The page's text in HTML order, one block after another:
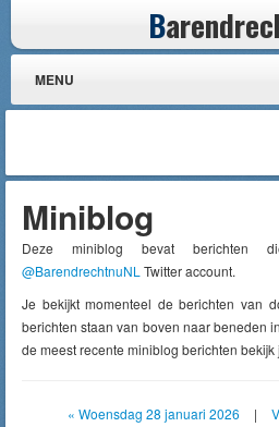
B
MENU
Miniblog
Deze miniblog bevat berichten
@BarendrechtnuNL Twitter account.
Je bekijkt momenteel de berichten van
berichten staan van boven naar beneden
de meest recente miniblog berichten bekijk
« Woensdag 28 januari 2026 |